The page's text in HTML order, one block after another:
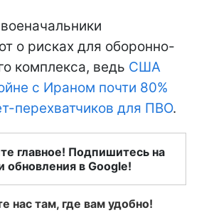
о рисках для оборонно-
комплекса, ведь США
с Ираном почти 80%
перехватчиков для ПВО.
главное! Подпишитесь на
обновления в Google!
нас там, где вам удобно!